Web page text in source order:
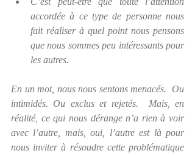
accordée à ce type de personne nous
fait réaliser à quel point nous pensons
que nous sommes peu intéressants pour
les autres.
En un mot, nous nous sentons menacés.  Ou
intimidés. Ou exclus et rejetés.  Mais, en
réalité, ce qui nous dérange n’a rien à voir
avec l’autre, mais, oui, l’autre est là pour
nous inviter à résoudre cette problématique